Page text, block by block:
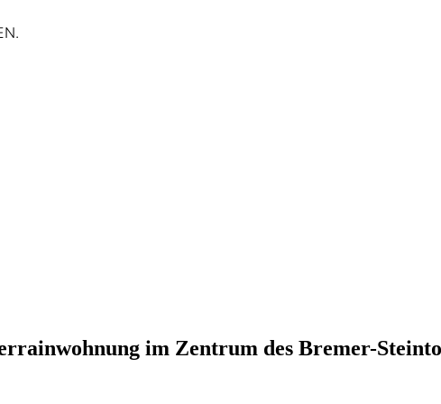
im Zentrum des Bremer-